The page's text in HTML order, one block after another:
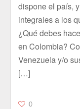
dispone el país,
integrales a los
¿Qué debes
en Colombia?
Venezuela y/o
[…]
0